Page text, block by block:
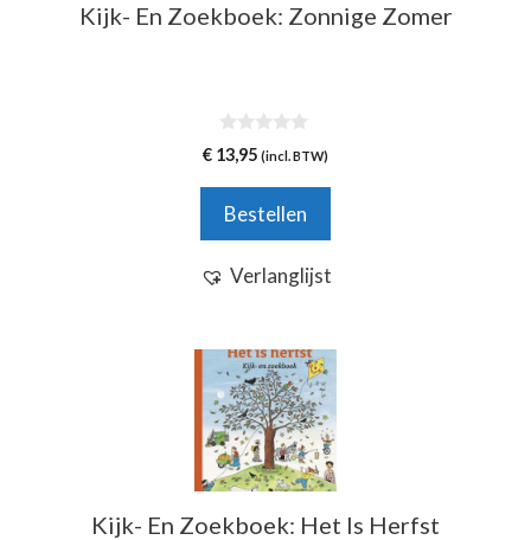
Kijk- En Zoekboek: Zonnige Zomer
0
v
5
€ 13,95 (incl. BTW)
Bestellen
Verlanglijst
Kijk- En Zoekboek: Het Is Herfst